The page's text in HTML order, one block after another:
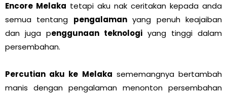
Encore Melaka tetapi aku nak ceritakan kepada anda
semua tentang pengalamanyang penuh keajaiban
dan juga penggunaan teknologi yang tinggi dalam
persembahan.
Percutian aku ke Melaka sememangnya bertambah
manis dengan pengalaman menonton persembahan